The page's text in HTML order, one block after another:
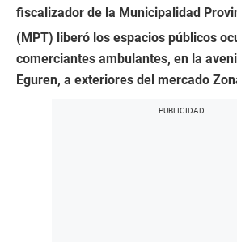
fiscalizador de la Municipalidad
(MPT) liberó los espacios públicos
comerciantes ambulantes, en la
Eguren, a exteriores del mercado